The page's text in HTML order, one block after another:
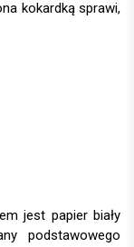
kokardką sprawi,